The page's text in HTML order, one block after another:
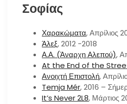
Σοφίας
Χαρακώματα, Απρίλιος
Άλεξ, 2012 -2018
Α.Α. (Άναρχη Αλεπού),
At the End of the
Ανοιχτή Επιστολή,
Temja Mér, 2016 –
It’s Never 2L8, Μάρτιος